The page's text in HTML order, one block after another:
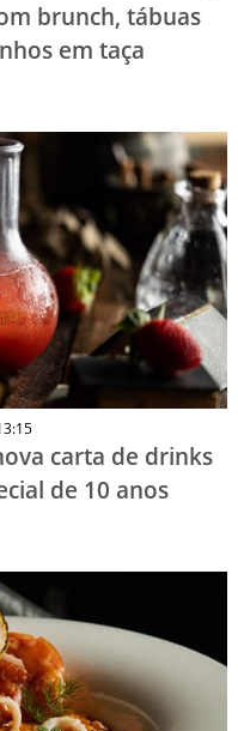
brunch, tábuas
em taça
carta de drinks
de 10 anos